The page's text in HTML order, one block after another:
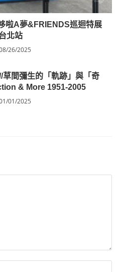
啦A夢&FRIENDS巡迴特展
北站
26/2025
草間彌生的「軌跡」與「奇
& More 1951-2005
01/2025